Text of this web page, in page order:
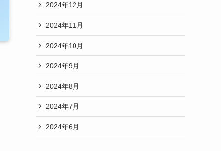
2024年12月
2024年11月
2024年10月
2024年9月
2024年8月
2024年7月
2024年6月